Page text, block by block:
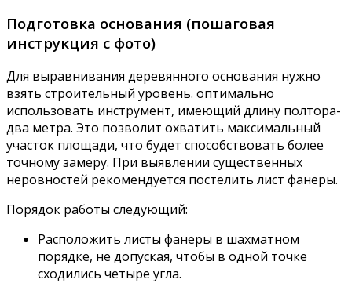
Подготовка основания (пошаговая
инструкция с фото)
Для выравнивания деревянного основания нужно
взять строительный уровень. оптимально
использовать инструмент, имеющий длину полтора-
два метра. Это позволит охватить максимальный
участок площади, что будет способствовать более
точному замеру. При выявлении существенных
неровностей рекомендуется постелить лист фанеры.
Порядок работы следующий:
Расположить листы фанеры в шахматном
порядке, не допуская, чтобы в одной точке
сходились четыре угла.